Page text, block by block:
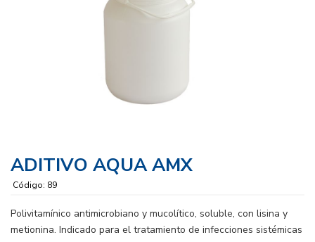
ADITIVO AQUA AMX
Código: 89
Polivitamínico antimicrobiano y mucolítico, soluble, con lisina y
metionina. Indicado para el tratamiento de infecciones sistémicas